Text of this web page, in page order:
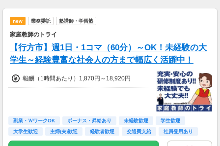
new 業務委託 塾講師・学習塾
家庭教師のトライ
【行方市】週1日・1コマ（60分）～OK！未経験の大
学生～経験豊富な社会人の方まで幅広く活躍中！
報酬（1時間あたり）1,870円～18,920円
副業・ＷワークOK ボーナス・昇給あり 未経験歓迎
学生歓迎
大学生歓迎
主婦(夫)歓迎 経験者歓迎 交通費支給 社員登用あり